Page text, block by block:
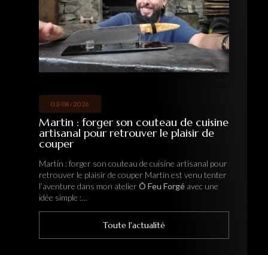
son couteau de cuisine
retrouver le plaisir de
couteau de cuisine artisanal pour
de couper Martin est venu tenter
mon atelierÔ Feu Forgé avec une
Hervé : une
forge pour
Hervé : une
fabriquer son
mon atelier